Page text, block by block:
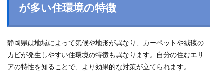
が多い住環境の特徴
静岡県は地域によって気候や地形が異なり、カーペットや絨毯の
カビが発生しやすい住環境の特徴も異なります。自分の住むエリ
アの特性を知ることで、より効果的な対策が立てられます。